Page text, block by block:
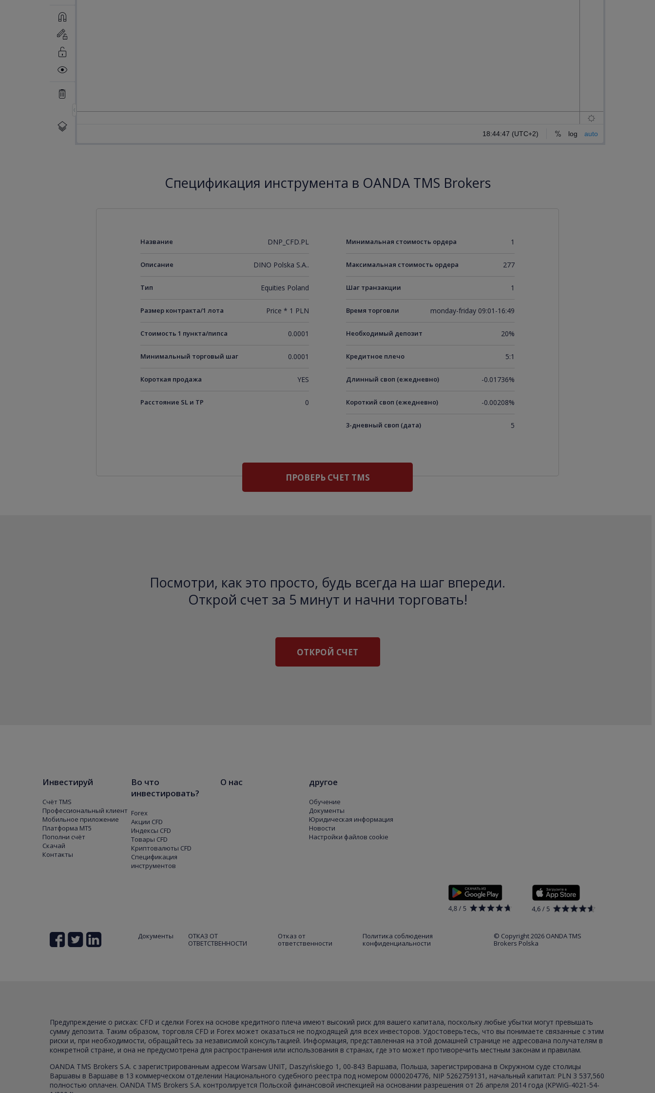
Спецификация инструмента в OANDA TMS Brokers
Название DNP_CFD.PL
Описание DINO Polska S.A..
Тип Equities Poland
Размер контракта/1 лота Price * 1 PLN
Стоимость 1 пункта/пипса 0.0001
Минимальный торговый шаг 0.0001
Короткая продажа YES
Расстояние SL и TP 0
Минимальная стоимость ордера 1
Максимальная стоимость ордера 277
Шаг транзакции 1
Время торговли monday-friday 09:01-16:49
Необходимый депозит 20%
Кредитное плечо 5:1
Длинный своп (ежедневно) -0.01736%
Короткий своп (ежедневно) -0.00208%
3-дневный своп (дата) 5
ПРОВЕРЬ СЧЕТ TMS
Посмотри, как это просто, будь всегда на шаг впереди.
Открой счет за 5 минут и начни торговать!
ОТКРОЙ СЧЕТ
Инвестируй
Счёт TMS
Профессиональный клиент
Мобильное приложение
Платформа МТ5
Пополни счёт
Скачай
Контакты
Во что
инвестировать?
Forex
Акции CFD
Индексы CFD
Товары CFD
Криптовалюты CFD
Спецификация
инструментов
О нас другое
Обучение
Документы
Юридическая информация
Новости
Настройки файлов cookie
Документы
ОТКАЗ ОТ
ОТВЕТСТВЕННОСТИ
Отказ от
ответственности
Политика соблюдения
конфиденциальности
© Copyright 2026 OANDA TMS
Brokers Polska
Предупреждение о рисках: CFD и сделки Forex на основе кредитного плеча имеют высокий риск для вашего капитала, поскольку любые убытки могут превышать
сумму депозита. Таким образом, торговля CFD и Forex может оказаться не подходящей для всех инвесторов. Удостоверьтесь, что вы понимаете связанные с этим
риски и, при необходимости, обращайтесь за независимой консультацией. Информация, представленная на этой домашней странице не адресована получателям в
конкретной стране, и она не предусмотрена для распространения или использования в странах, где это может противоречить местным законам и правилам.
OANDA TMS Brokers S.A. с зарегистрированным адресом Warsaw UNIT, Daszyńskiego 1, 00-843 Варшава, Польша, зарегистрирована в Окружном суде столицы
Варшавы в Варшаве в 13 коммерческом отделении Национального судебного реестра под номером 0000204776, NIP 5262759131, начальный капитал: PLN 3 537,560
полностью оплачен. OANDA TMS Brokers S.A. контролируется Польской финансовой инспекцией на основании разрешения от 26 апреля 2014 года (KPWiG-4021-54-